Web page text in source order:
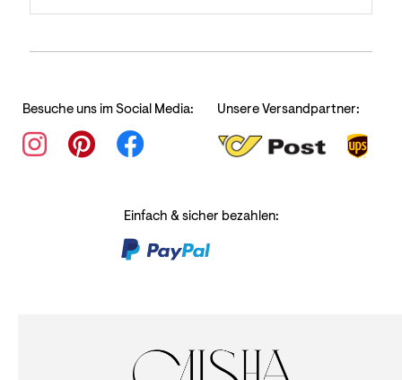
Besuche uns im Social Media: Unsere Versandpartner:
Einfach & sicher bezahlen: